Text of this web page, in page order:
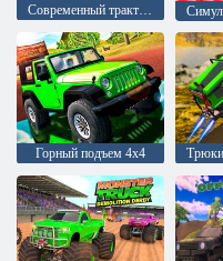
Современный трактор на американской ферме 3D
Горный подъем 4x4